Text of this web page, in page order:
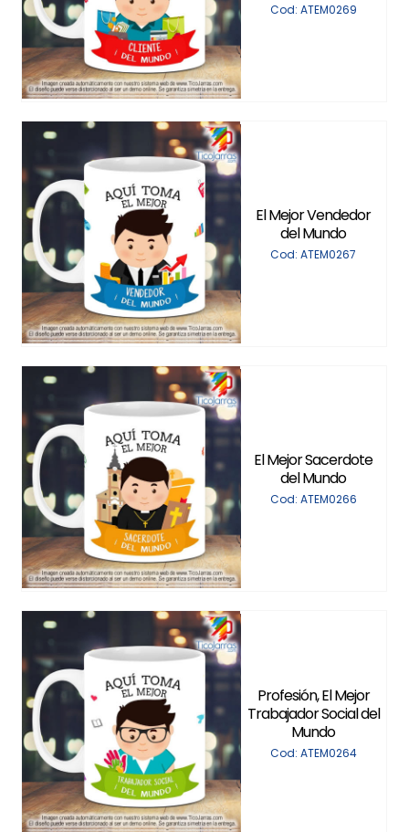
Cod: ATEM0269
El Mejor Vendedor
del Mundo
Cod: ATEM0267
El Mejor Sacerdote
del Mundo
Cod: ATEM0266
Profesión, El Mejor
Trabajador Social del
Mundo
Cod: ATEM0264